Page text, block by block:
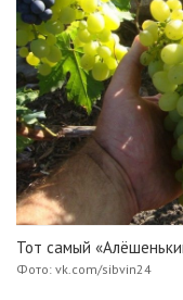
Тот самый
Фото: vk.com/sibvin24